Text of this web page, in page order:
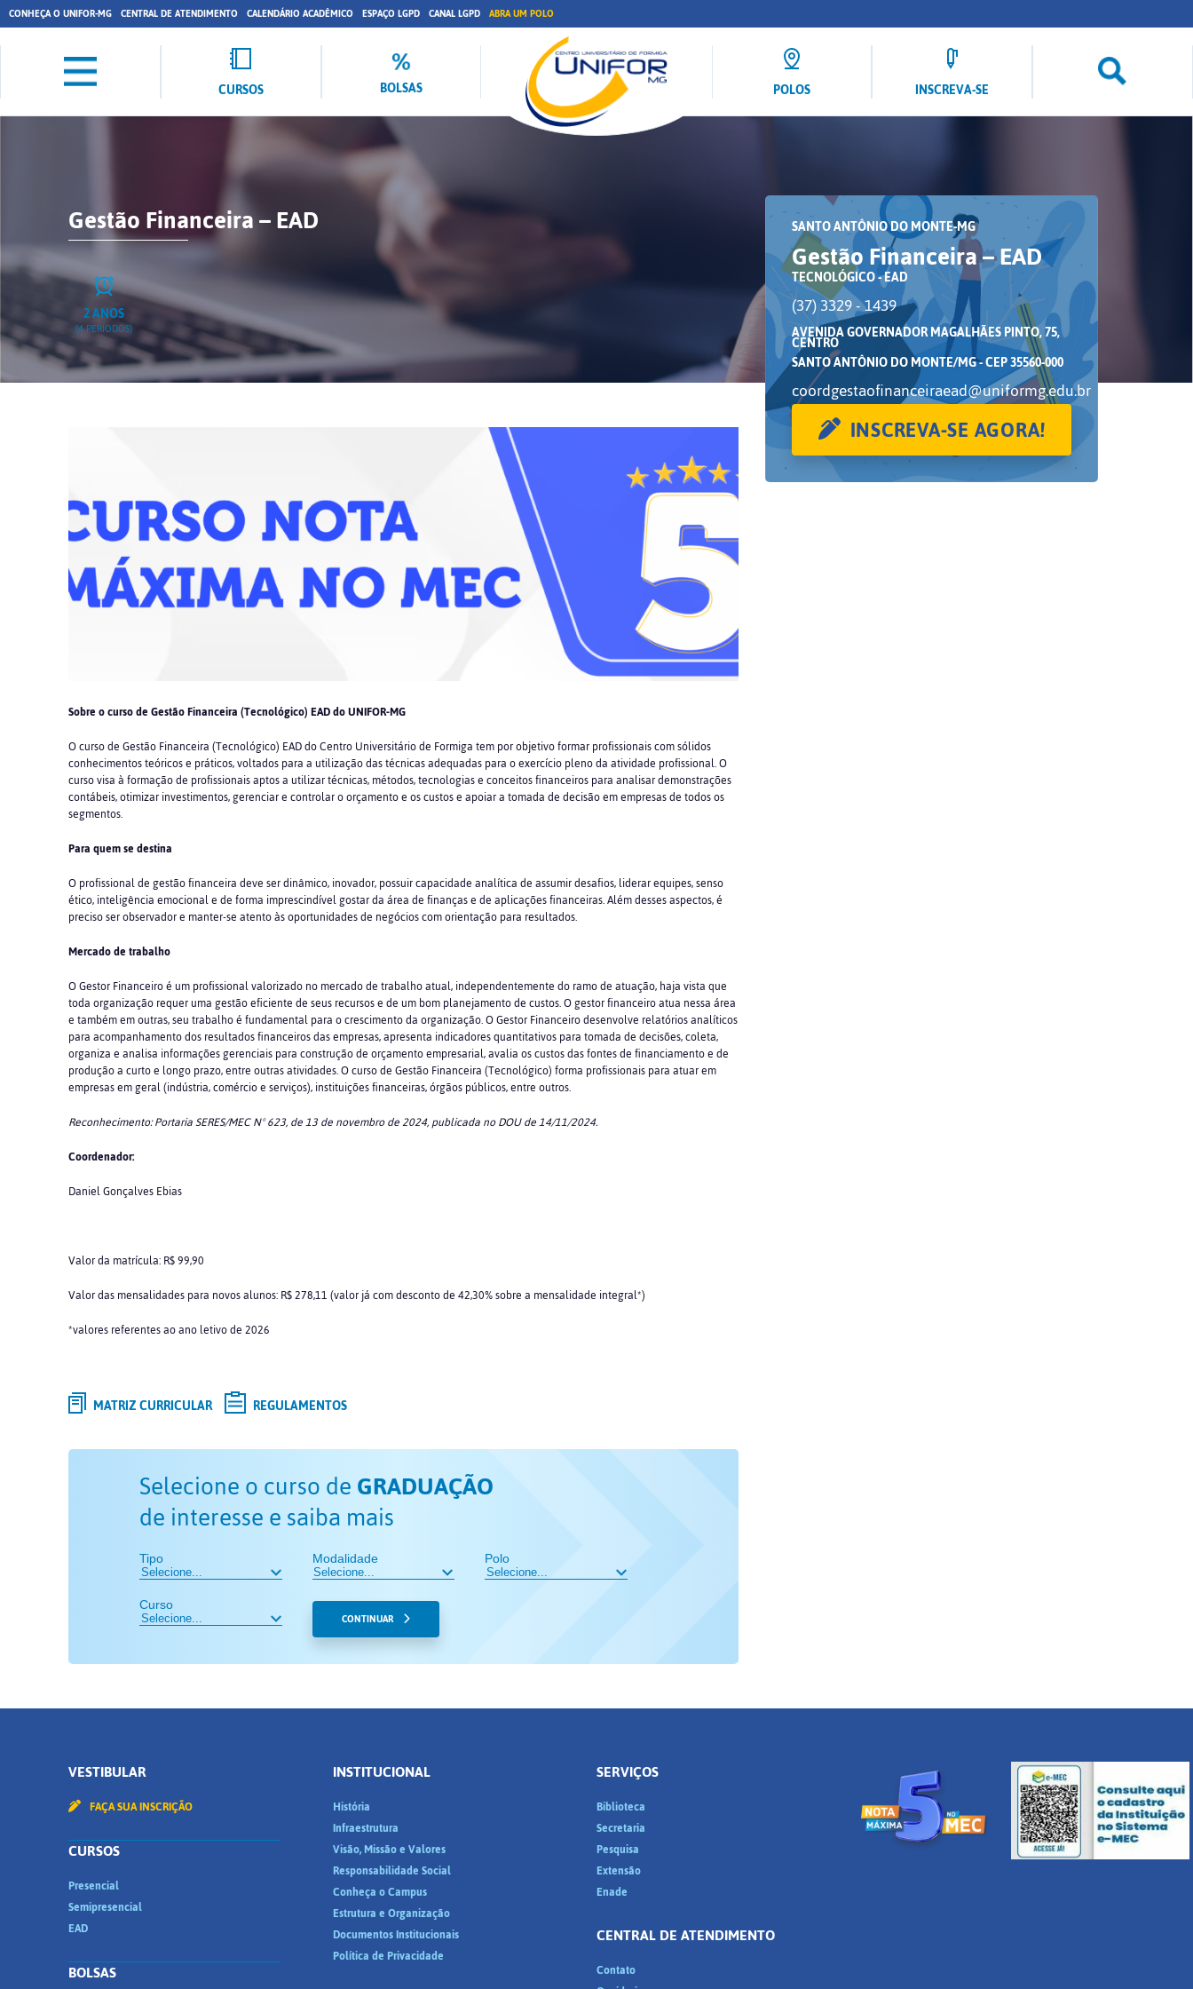
CONHEÇA O UNIFOR-MG CENTRAL DE ATENDIMENTO CALENDÁRIO ACADÊMICO ESPAÇO LGPD CANAL LGPD ABRA UM POLO
CURSOS BOLSAS POLOS INSCREVA-SE
Gestão Financeira – EAD
2 ANOS
(4 PERÍODOS)
Sobre o curso de Gestão Financeira (Tecnológico) EAD do UNIFOR-MG
O curso de Gestão Financeira (Tecnológico) EAD do Centro Universitário de Formiga tem por objetivo formar profissionais com sólidos
conhecimentos teóricos e práticos, voltados para a utilização das técnicas adequadas para o exercício pleno da atividade profissional. O
curso visa à formação de profissionais aptos a utilizar técnicas, métodos, tecnologias e conceitos financeiros para analisar demonstrações
contábeis, otimizar investimentos, gerenciar e controlar o orçamento e os custos e apoiar a tomada de decisão em empresas de todos os
segmentos.
Para quem se destina
O profissional de gestão financeira deve ser dinâmico, inovador, possuir capacidade analítica de assumir desafios, liderar equipes, senso
ético, inteligência emocional e de forma imprescindível gostar da área de finanças e de aplicações financeiras. Além desses aspectos, é
preciso ser observador e manter-se atento às oportunidades de negócios com orientação para resultados.
Mercado de trabalho
O Gestor Financeiro é um profissional valorizado no mercado de trabalho atual, independentemente do ramo de atuação, haja vista que
toda organização requer uma gestão eficiente de seus recursos e de um bom planejamento de custos. O gestor financeiro atua nessa área
e também em outras, seu trabalho é fundamental para o crescimento da organização. O Gestor Financeiro desenvolve relatórios analíticos
para acompanhamento dos resultados financeiros das empresas, apresenta indicadores quantitativos para tomada de decisões, coleta,
organiza e analisa informações gerenciais para construção de orçamento empresarial, avalia os custos das fontes de financiamento e de
produção a curto e longo prazo, entre outras atividades. O curso de Gestão Financeira (Tecnológico) forma profissionais para atuar em
empresas em geral (indústria, comércio e serviços), instituições financeiras, órgãos públicos, entre outros.
Reconhecimento: Portaria SERES/MEC Nº 623, de 13 de novembro de 2024, publicada no DOU de 14/11/2024.
Coordenador:
Daniel Gonçalves Ebias
Valor da matrícula: R$ 99,90
Valor das mensalidades para novos alunos: R$ 278,11 (valor já com desconto de 42,30% sobre a mensalidade integral*)
*valores referentes ao ano letivo de 2026
MATRIZ CURRICULAR REGULAMENTOS
Selecione o curso deGRADUAÇÃO
de interesse e saiba mais
Tipo Modalidade Polo
Curso
CONTINUAR
SANTO ANTÔNIO DO MONTE-MG
Gestão Financeira – EAD
TECNOLÓGICO - EAD
(37) 3329 - 1439
AVENIDA GOVERNADOR MAGALHÃES PINTO, 75,
CENTRO
SANTO ANTÔNIO DO MONTE/MG - CEP 35560-000
coordgestaofinanceiraead@uniformg.edu.br
INSCREVA-SE AGORA!
VESTIBULAR
FAÇA SUA INSCRIÇÃO
CURSOS
Presencial
Semipresencial
EAD
BOLSAS
INSTITUCIONAL
História
Infraestrutura
Visão, Missão e Valores
Responsabilidade Social
Conheça o Campus
Estrutura e Organização
Documentos Institucionais
Política de Privacidade
SERVIÇOS
Biblioteca
Secretaria
Pesquisa
Extensão
Enade
CENTRAL DE ATENDIMENTO
Contato